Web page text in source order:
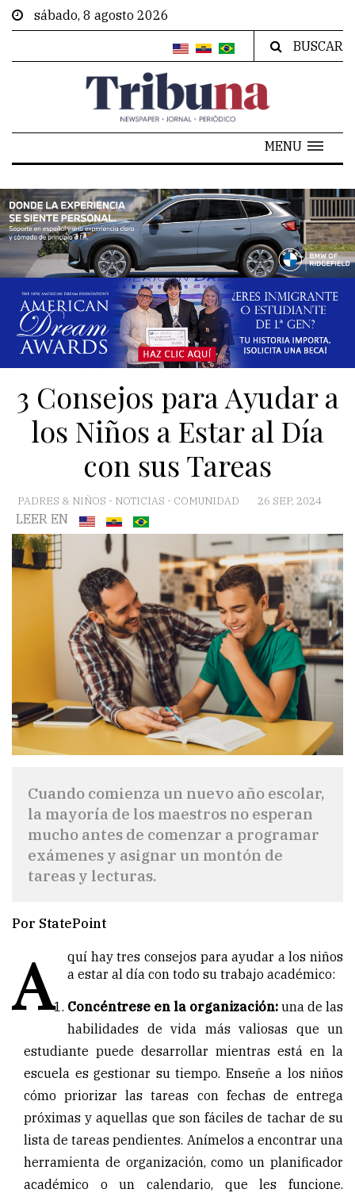
sábado, 8 agosto 2026
BUSCAR
MENU
3 Consejos para Ayudar a
los Niños a Estar al Día
con sus Tareas
PADRES & NIÑOS - NOTICIAS - COMUNIDAD 26 SEP, 2024
LEER EN
Cuando comienza un nuevo año escolar,
la mayoría de los maestros no esperan
mucho antes de comenzar a programar
exámenes y asignar un montón de
tareas y lecturas.
Por StatePoint
A
quí hay tres consejos para ayudar a los niños
a estar al día con todo su trabajo académico:
Concéntrese en la organización: una de las
habilidades de vida más valiosas que un
estudiante puede desarrollar mientras está en la
escuela es gestionar su tiempo. Enseñe a los niños
cómo priorizar las tareas con fechas de entrega
próximas y aquellas que son fáciles de tachar de su
lista de tareas pendientes. Anímelos a encontrar una
herramienta de organización, como un planificador
académico o un calendario, que les funcione.